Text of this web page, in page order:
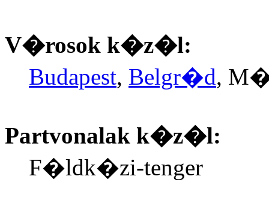
V�rosok k�z�l:
Budapest, Belgr�d,
Partvonalak k�z�l:
F�ldk�zi-tenger